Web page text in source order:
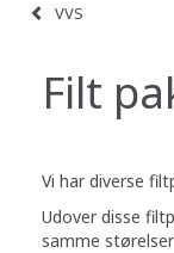
VVS
Filt
Vi har diverse
Udover disse
samme størelser